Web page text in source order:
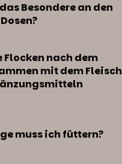
Besondere an den
Flocken nach dem
mit dem Fleisch
muss ich füttern?